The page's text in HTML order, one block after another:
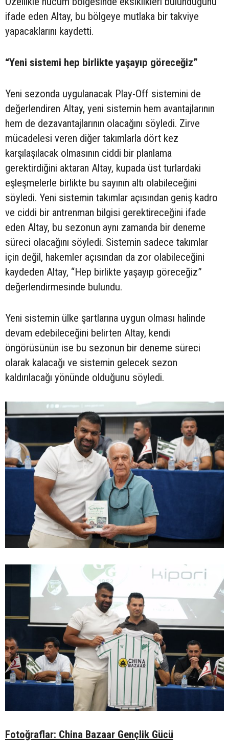
ifade eden Altay, bu bölgeye mutlaka bir takviye
yapacaklarını kaydetti.
“Yeni sistemi hep birlikte yaşayıp göreceğiz”
Yeni sezonda uygulanacak Play-Off sistemini de
değerlendiren Altay, yeni sistemin hem avantajlarının
hem de dezavantajlarının olacağını söyledi. Zirve
mücadelesi veren diğer takımlarla dört kez
karşılaşılacak olmasının ciddi bir planlama
gerektirdiğini aktaran Altay, kupada üst turlardaki
eşleşmelerle birlikte bu sayının altı olabileceğini
söyledi. Yeni sistemin takımlar açısından geniş kadro
ve ciddi bir antrenman bilgisi gerektireceğini ifade
eden Altay, bu sezonun aynı zamanda bir deneme
süreci olacağını söyledi. Sistemin sadece takımlar
için değil, hakemler açısından da zor olabileceğini
kaydeden Altay, “Hep birlikte yaşayıp göreceğiz”
değerlendirmesinde bulundu.
Yeni sistemin ülke şartlarına uygun olması halinde
devam edebileceğini belirten Altay, kendi
öngörüsünün ise bu sezonun bir deneme süreci
olarak kalacağı ve sistemin gelecek sezon
kaldırılacağı yönünde olduğunu söyledi.
Fotoğraflar: China Bazaar Gençlik Gücü